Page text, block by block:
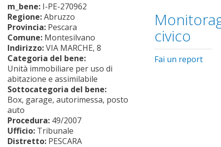
m_bene: I-PE-270962
Regione:Abruzzo
Provincia: Pescara
Comune: Montesilvano
Indirizzo:VIA MARCHE, 8
Categoria del bene:
Unità immobiliare per uso di
abitazione e assimilabile
Sottocategoria del bene:
Box, garage, autorimessa, posto
auto
Procedura: 49/2007
Ufficio: Tribunale
Distretto: PESCARA
civico
Fai un report